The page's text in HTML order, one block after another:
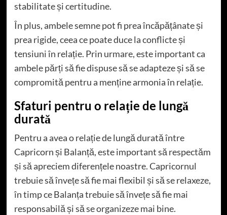
stabilitate și certitudine.
În plus, ambele semne pot fi prea încăpățânate și
prea rigide, ceea ce poate duce la conflicte și
tensiuni în relație. Prin urmare, este important ca
ambele părți să fie dispuse să se adapteze și să se
compromită pentru a menține armonia în relație.
Sfaturi pentru o relație de lungă
durată
Pentru a avea o relație de lungă durată între
Capricorn și Balanță, este important să respectăm
și să apreciem diferențele noastre. Capricornul
trebuie să învețe să fie mai flexibil și să se relaxeze,
în timp ce Balanța trebuie să învețe să fie mai
responsabilă și să se organizeze mai bine.